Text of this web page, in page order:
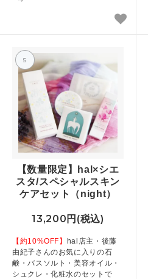
5
【数量限定】hal×シエ
スタ/スペシャルスキン
ケアセット（night）
13,200円(税込)
【約10%OFF】 hal店主・後藤
由紀子さんのお気に入りの石
鹸・バスソルト・美容オイル・
シュクレ・化粧水のセットで